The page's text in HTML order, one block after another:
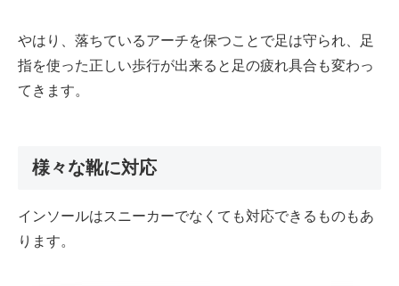
やはり、落ちているアーチを保つことで足は守られ、足
指を使った正しい歩行が出来ると足の疲れ具合も変わっ
てきます。
様々な靴に対応
インソールはスニーカーでなくても対応できるものもあ
ります。